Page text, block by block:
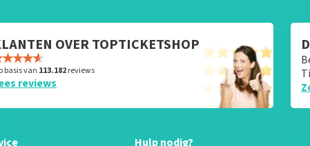
OVER TOPTICKETSHOP
basis van 113.182reviews
reviews
Hulp nodig?